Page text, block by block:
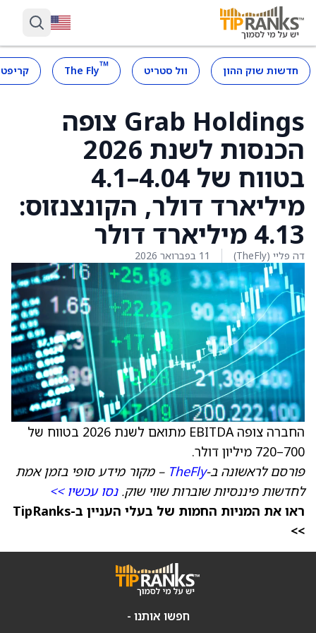
חדשות שוק ההון וול סטריט ™
The Fly
Grab Holdings צופה
הכנסות לשנת 2026
בטווח של 4.04–4.1
מיליארד דולר, הקונצנזוס:
4.13 מיליארד דולר
דה פליי (TheFly) 11 בפברואר 2026
החברה צופה EBITDA מתואם לשנת 2026 בטווח של
700–720 מיליון דולר.
פורסם לראשונה ב-TheFly – מקור מידע סופי בזמן אמת
לחדשות פיננסיות שוברות שווי שוק.נסו עכשיו >>
ראו את המניות החמות של בעלי העניין ב-TipRanks
>>
חפשו אותנו -